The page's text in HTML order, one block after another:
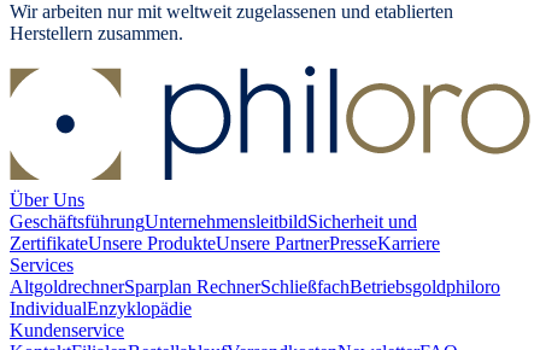
Wir arbeiten nur mit weltweit zugelassenen und etablierten
Herstellern zusammen.
Über Uns
GeschäftsführungUnternehmensleitbildSicherheit und
ZertifikateUnsere ProdukteUnsere PartnerPresseKarriere
Services
AltgoldrechnerSparplan RechnerSchließfachBetriebsgoldphiloro
IndividualEnzyklopädie
Kundenservice